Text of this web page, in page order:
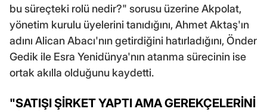
bu süreçteki rolü nedir?" sorusu üzerine Akpolat,
yönetim kurulu üyelerini tanıdığını, Ahmet Aktaş'ın
adını Alican Abacı'nın getirdiğini hatırladığını, Önder
Gedik ile Esra Yenidünya'nın atanma sürecinin ise
ortak akılla olduğunu kaydetti.
"SATIŞI ŞİRKET YAPTI AMA GEREKÇELERİNİ